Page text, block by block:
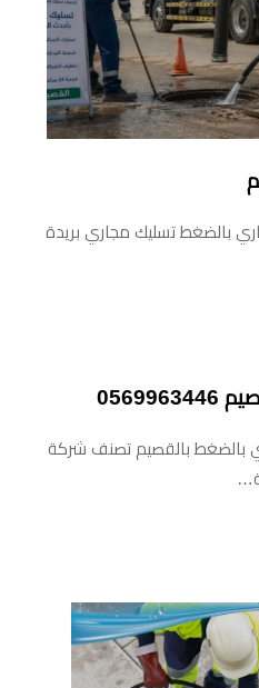
بالضغط تسليك مجاري بريدة
بالضغط بالقصيم تصنف شركة